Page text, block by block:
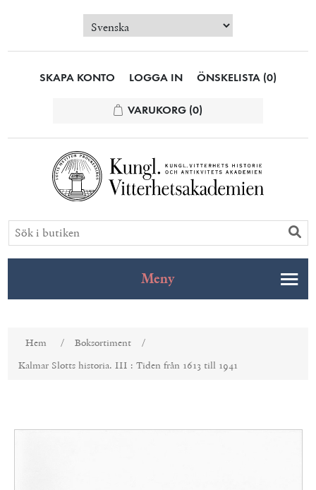
SKAPA KONTO LOGGA IN ÖNSKELISTA (0)
VARUKORG (0)
Meny
Hem / Boksortiment
/
Kalmar Slotts historia. III : Tiden från 1613 till 1941